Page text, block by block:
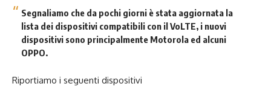
Segnaliamo che da pochi giorni è stata aggiornata la
lista dei dispositivi compatibili con il VoLTE, i nuovi
dispositivi sono principalmente Motorola ed alcuni
OPPO.
Riportiamo i seguenti dispositivi